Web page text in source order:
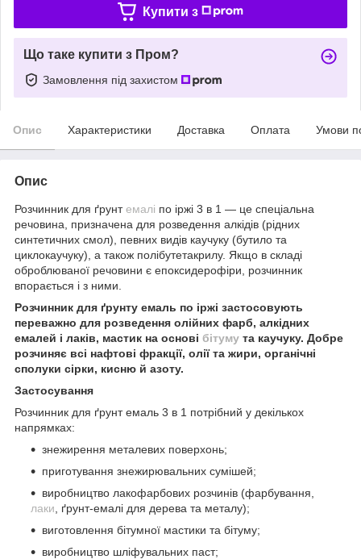
Купити з
Що таке купити з Пром?
Замовлення під захистом
Опис Характеристики Доставка Оплата Умови
Опис
Розчинник для ґрунтемалі по іржі 3 в 1 — це спеціальна
речовина, призначена для розведення алкідів (рідних
синтетичних смол), певних видів каучуку (бутило та
циклокаучуку), а також полібутетакрилу. Якщо в складі
оброблюваної речовини є епоксидерофіри, розчинник
впорається і з ними.
Розчинник для ґрунту емаль по іржі застосовують
переважно для розведення олійних фарб, алкідних
емалей і лаків, мастик на основі бітуму та каучуку. Добре
розчиняє всі нафтові фракції, олії та жири, органічні
сполуки сірки, кисню й азоту.
Застосування
Розчинник для ґрунт емаль 3 в 1 потрібний у декількох
напрямках:
знежирення металевих поверхонь;
приготування знежирювальних сумішей;
виробництво лакофарбових розчинів (фарбування,
лаки , ґрунт-емалі для дерева та металу);
виготовлення бітумної мастики та бітуму;
виробництво шліфувальних паст;